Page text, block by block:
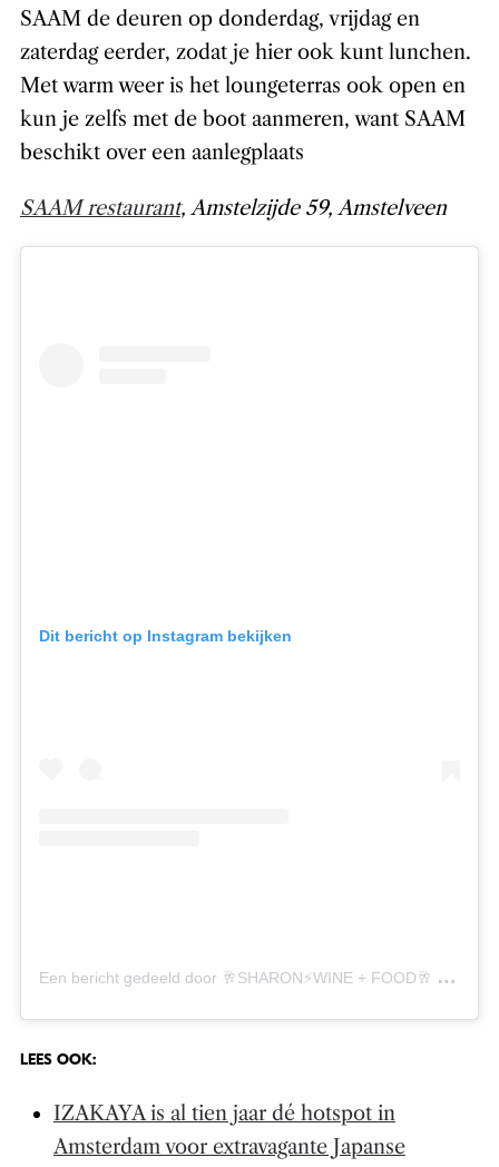
SAAM de deuren op donderdag, vrijdag en
zaterdag eerder, zodat je hier ook kunt lunchen.
Met warm weer is het loungeterras ook open en
kun je zelfs met de boot aanmeren, want SAAM
beschikt over een aanlegplaats
SAAM restaurant, Amstelzijde 59, Amstelveen
Dit bericht op Instagram bekijken
E
en bericht gedeeld door 🥂SHARON⚡️WINE + FOOD🥂 (@winerebelsharon)
LEES OOK:
IZAKAYA is al tien jaar dé hotspot in
Amsterdam voor extravagante Japanse